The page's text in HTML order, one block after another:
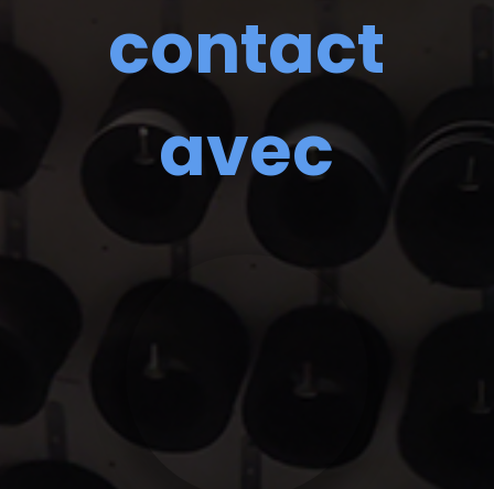
contact
avec